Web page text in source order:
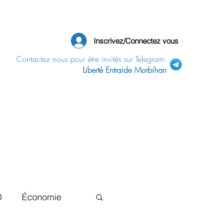
Inscrivez/Connectez vous
Contactez nous pour être invités sur Telegram:
Liberté Entraide Morbihan
Économie